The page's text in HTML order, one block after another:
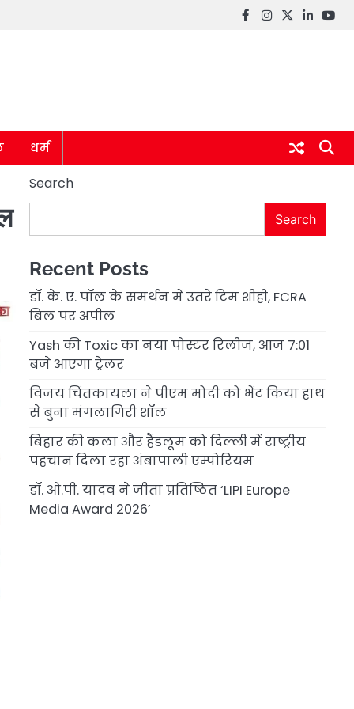
Facebook
instagram
twitter
linkedin
धर्म
Search
Search
Recent Posts
डॉ. के. ए. पॉल के समर्थन में उतरे टिम शीही, FCRA
बिल पर अपील
Yash की Toxic का नया पोस्टर रिलीज, आज 7:01
बजे आएगा ट्रेलर
विजय चिंतकायला ने पीएम मोदी को भेंट किया हाथ
से बुना मंगलागिरी शॉल
बिहार की कला और हैंडलूम को दिल्ली में राष्ट्रीय
पहचान दिला रहा अंबापाली एम्पोरियम
डॉ. ओ.पी. यादव ने जीता प्रतिष्ठित ‘LIPI Europe
Media Award 2026’